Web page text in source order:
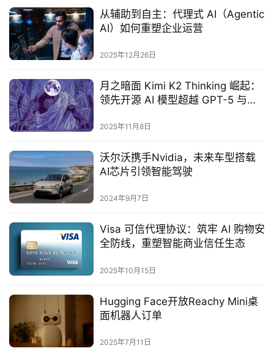
从辅助到自主：代理式 AI（Agentic
AI）如何重塑企业运营
2025年12月26日
月之暗面 Kimi K2 Thinking 崛起：
领先开源 AI 模型超越 GPT-5 与
2025年11月8日
沃尔沃携手Nvidia，未来车型搭载
AI芯片引领智能驾驶
2024年9月7日
Visa 可信代理协议：筑牢 AI 购物安
全防线，重塑智能商业信任生态
2025年10月15日
Hugging Face开放Reachy Mini桌
面机器人订单
2025年7月11日